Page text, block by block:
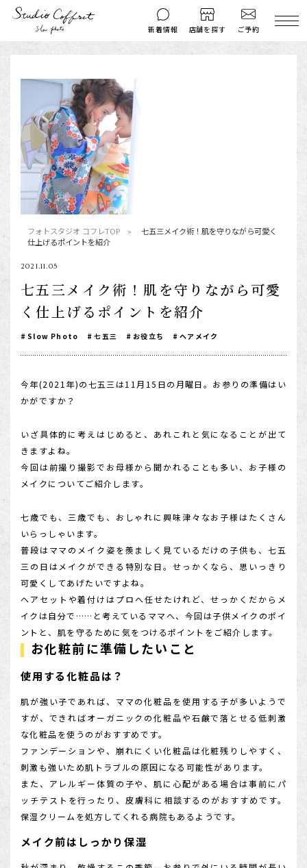
新着情報 店舗を探す ご予約
はじめての方へ
衣装ギャラリー
キャンペーン
お知らせ
料金プラン
家族写真・記念写真
誕生日
100日祝い・お食い初め
ロケーション撮影・カメラマン
子供の写真撮影・スタジオフォト
赤ちゃん撮影・ベビーフォト
リピーター様専用
店舗を探す
フォトスタジオ コフレTOP
七五三メイク術！肌を守りながら可愛く
仕上げるポイントを紹介
2021.11.05
七五三メイク術！肌を守りながら可愛
く仕上げるポイントを紹介
Slow Photo 七五三 お役立ち ヘアメイク
今年(2021年)の七五三は11月15日の月曜日。お参りの準備はい
かがですか？
いざ具体的に考えはじめると、あれこれと気になることが出て
きますよね。
今回は前撮り撮影でお母様から聞かれることも多い、お子様の
メイクについてご紹介します。
七歳でも、三歳でも、おしゃれに興味津々なお子様はたくさん
いらっしゃいます。
普段はママのメイク姿を羨ましく見ているだけの子供も、七五
三の日はメイクができる特別な日。せっかくなら、思いっきり
可愛くしてあげたいですよね。
ヘアセットや着付けはプロへ任せたけれど、せっかくだからメ
イクは自分で……と考えているママへ、今回は子供メイクのポイ
ントと、肌を守るために気をつけるポイントをご紹介します。
お化粧前に準備したいこと
使用する化粧品は？
肌が強い子であれば、ママの化粧品を使用する子が多いようで
すが、できればオーガニックの化粧品や石鹸で落とせる低刺激
な化粧品を使うのがおすすめです。
ファンデーションや、崩れにくい化粧品は化粧残りしやすく、
刺激も強いため肌トラブルの原因になる可能性があります。
また、アレルギー体質の子や、肌に心配がある場合は事前にパ
ッチテストを行ったり、皮膚科に相談するのがおすすめです。
保湿クリームを処方してくれる病院もあるようです。
メイク前はしっかり保湿